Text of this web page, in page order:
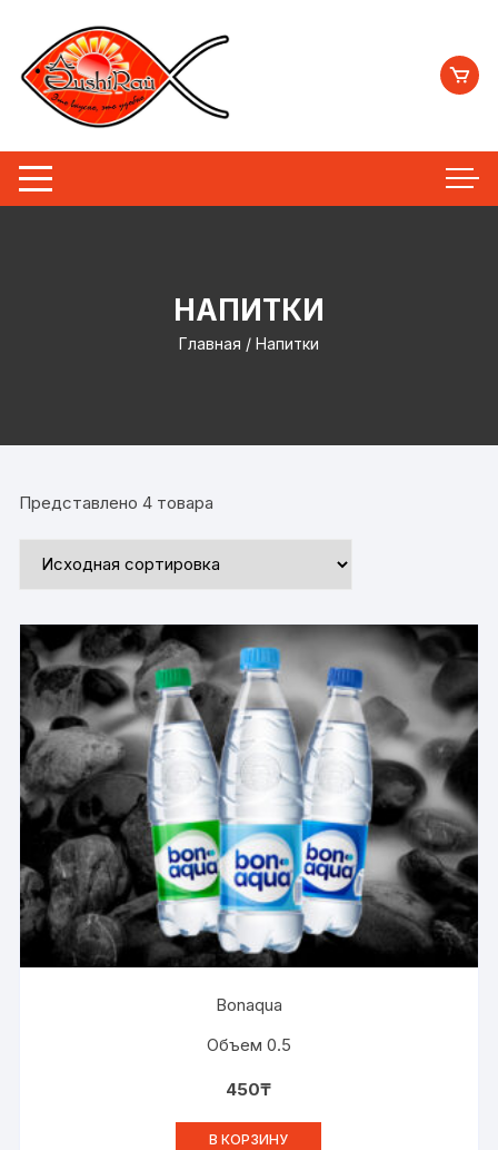
содержимому
НАПИТКИ
Главная / Напитки
Представлено 4 товара
Bonaqua
Объем 0.5
450₸
В КОРЗИНУ